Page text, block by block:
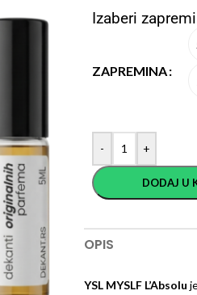
Izaberi
ZAPREMINA
- +
DODAJ U
OPIS
YSL MYSLF L’Absolu